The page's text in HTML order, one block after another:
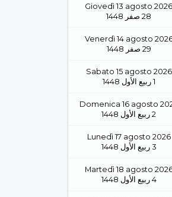
Giovedì 13 agosto 2026
1448 صفر 28
Venerdì 14 agosto
1448 صفر 29
Sabato 15 agosto 2026
1448 ربيع الأول 1
Domenica 16 agosto
1448 ربيع الأول 2
Lunedì 17 agosto 2026
1448 ربيع الأول 3
Martedì 18 agosto
1448 ربيع الأول 4